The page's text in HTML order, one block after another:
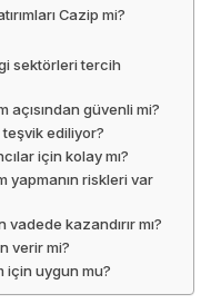
Cazip mi?
sektörleri tercih
açısından güvenli mi?
teşvik ediliyor?
için kolay mı?
yapmanın riskleri var
vadede kazandırır mı?
verir mi?
için uygun mu?